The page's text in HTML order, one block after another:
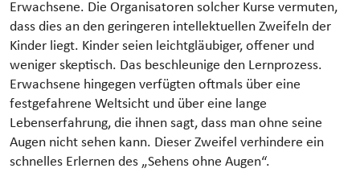
Erwachsene. Die Organisatoren solcher Kurse vermuten,
dass dies an den geringeren intellektuellen Zweifeln der
Kinder liegt. Kinder seien leichtgläubiger, offener und
weniger skeptisch. Das beschleunige den Lernprozess.
Erwachsene hingegen verfügten oftmals über eine
festgefahrene Weltsicht und über eine lange
Lebenserfahrung, die ihnen sagt, dass man ohne seine
Augen nicht sehen kann. Dieser Zweifel verhindere ein
schnelles Erlernen des „Sehens ohne Augen“.